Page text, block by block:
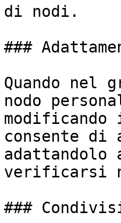
di nodi.
###
Quando nel
nodo
consente di
adattandolo
verificarsi
###